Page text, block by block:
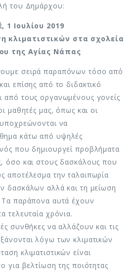
του Δημάρχου:
1 Ιουλίου 2019
κλιματιστικών στα σχολεία
της Αγίας Νάπας
σειρά παραπόνων τόσο από
επίσης από το διδακτικό
από τους οργανωμένους γονείς
μαθητές μας, όπως και οι
να
κάτω από υψηλές
που δημιουργεί προβλήματα
όσο και στους δασκάλους που
αποτέλεσμα την ταλαιπωρία
δασκάλων αλλά και τη μείωση
παράπονα αυτά έχουν
τελευταία χρόνια.
συνθήκες να αλλάζουν και τις
λόγω των κλιματικών
κλιματιστικών είναι
για βελτίωση της ποιότητας